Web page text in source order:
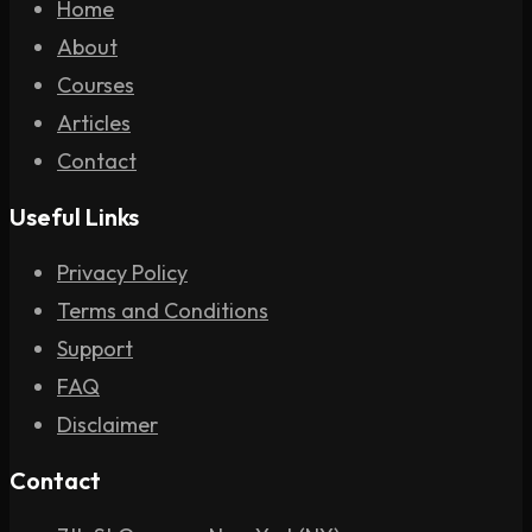
Home
About
Courses
Articles
Contact
Useful Links
Privacy Policy
Terms and Conditions
Support
FAQ
Disclaimer
Contact